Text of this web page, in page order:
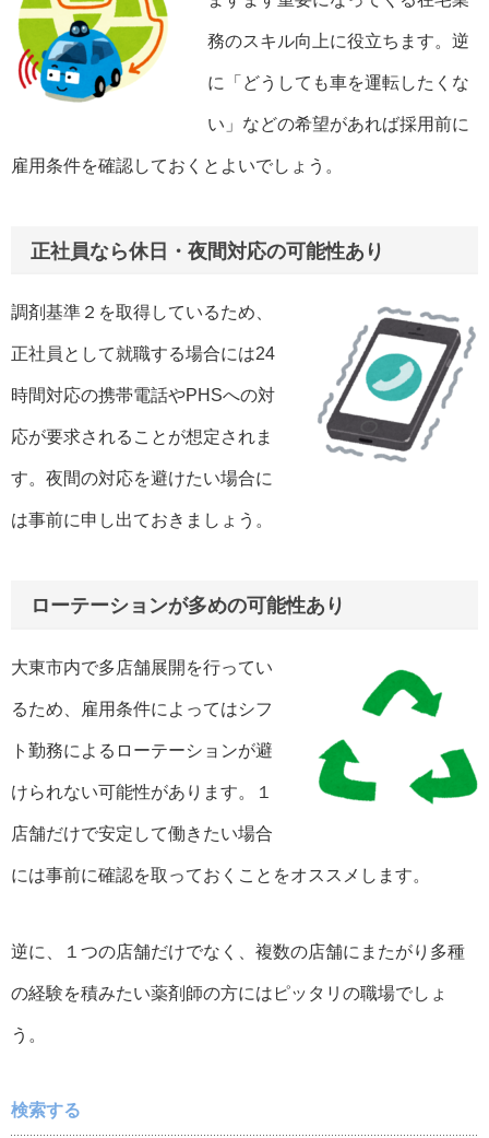
務のスキル向上に役立ちます。逆
に「どうしても車を運転したくな
い」などの希望があれば採用前に
雇用条件を確認しておくとよいでしょう。
正社員なら休日・夜間対応の可能性あり
調剤基準２を取得しているため、
正社員として就職する場合には24
時間対応の携帯電話やPHSへの対
応が要求されることが想定されま
す。夜間の対応を避けたい場合に
は事前に申し出ておきましょう。
ローテーションが多めの可能性あり
大東市内で多店舗展開を行ってい
るため、雇用条件によってはシフ
ト勤務によるローテーションが避
けられない可能性があります。１
店舗だけで安定して働きたい場合
には事前に確認を取っておくことをオススメします。
逆に、１つの店舗だけでなく、複数の店舗にまたがり多種
の経験を積みたい薬剤師の方にはピッタリの職場でしょ
う。
検索する